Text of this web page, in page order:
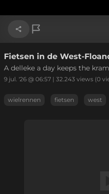
Link kopiëren
Fietsen in de West-
A delleke a day keeps the
9 jul. '26 @ 06:57 | 32.243 views (0
wielrennen fietsen west